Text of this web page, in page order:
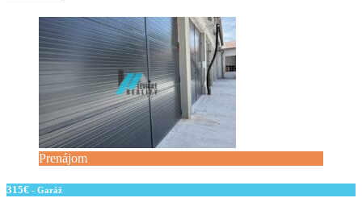
Prenájom
315€ - Garáž